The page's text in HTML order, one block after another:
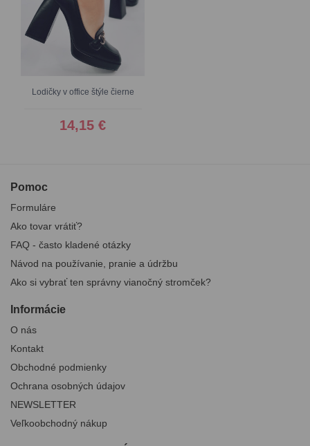
Lodičky v office štýle čierne
14,15 €
Pomoc
Formuláre
Ako tovar vrátiť?
FAQ - často kladené otázky
Návod na používanie, pranie a údržbu
Ako si vybrať ten správny vianočný stromček?
Informácie
O nás
Kontakt
Obchodné podmienky
Ochrana osobných údajov
NEWSLETTER
Veľkoobchodný nákup